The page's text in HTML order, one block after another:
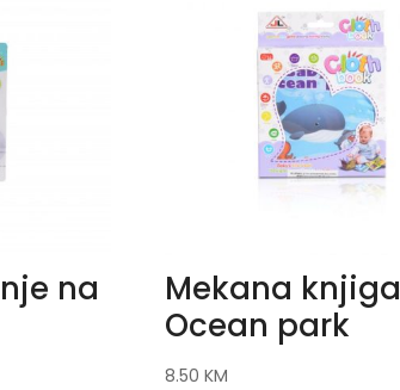
na
Mekana knjiga
Ocean park
8.50KM